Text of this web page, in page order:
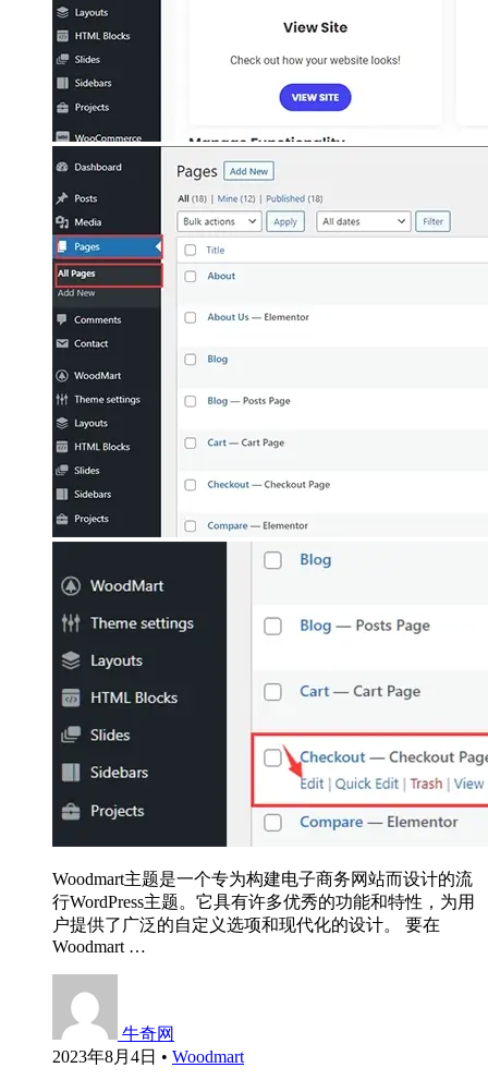
Woodmart主题是一个专为构建电子商务网站而设计的流
行WordPress主题。它具有许多优秀的功能和特性，为用
户提供了广泛的自定义选项和现代化的设计。 要在
Woodmart …
牛奇网
2023年8月4日 • Woodmart